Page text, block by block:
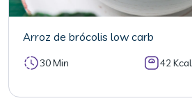
Arroz de brócolis low carb
30 Min 42 Kcal